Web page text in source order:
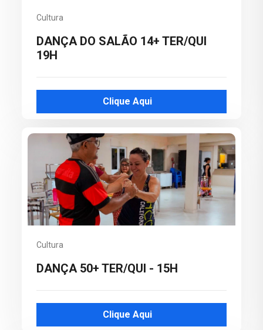
Cultura
DANÇA DO SALÃO 14+ TER/QUI
19H
Clique Aqui
Cultura
DANÇA 50+ TER/QUI - 15H
Clique Aqui